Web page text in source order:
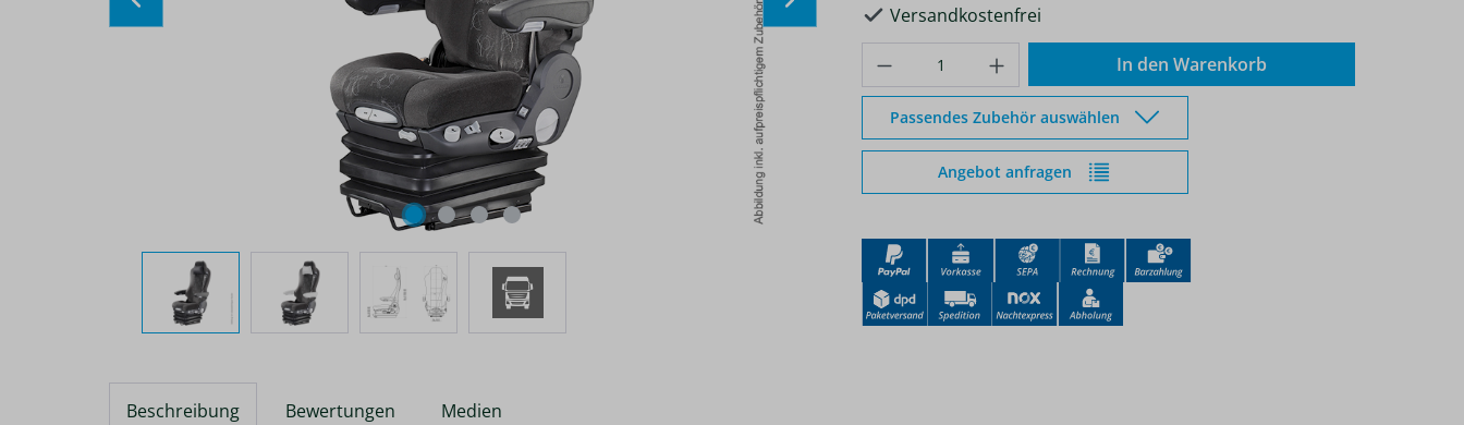
Versandkostenfrei
Produkt Anzahl: Gib den gewünschten Wert ein
In den Warenkorb
Passendes Zubehör auswählen
Angebot anfragen
Beschreibung Bewertungen Medien